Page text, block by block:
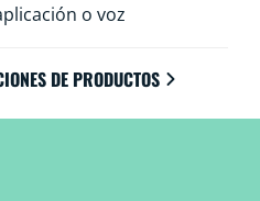
o voz
DE PRODUCTOS